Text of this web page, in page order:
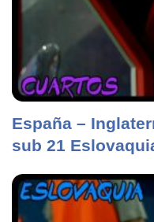
España –
sub 21